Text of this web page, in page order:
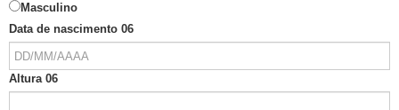
Masculino
Data de nascimento 06
Altura 06